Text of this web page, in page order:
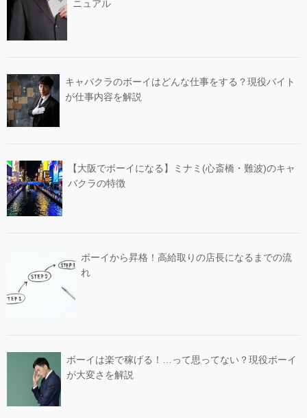
ニュアル
キャバクラのボーイはどんな仕事をする？現役バイト
が仕事内容を解説
【大阪でボーイになる】ミナミ(心斎橋・難波)のキャ
バクラの特徴
ボーイから昇格！高給取りの店長になるまでの流
れ
ボーイは楽で稼げる！…って思ってない？現役ボーイ
が大変さを解説